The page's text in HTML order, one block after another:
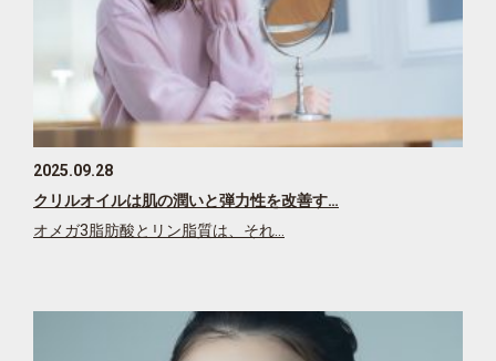
2025.09.28
クリルオイルは肌の潤いと弾力性を改善す…
オメガ3脂肪酸とリン脂質は、それ…